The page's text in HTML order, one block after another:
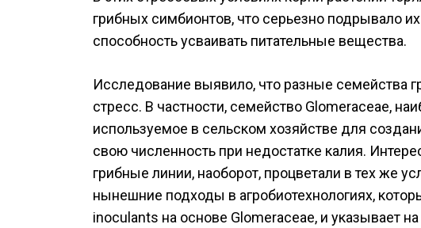
грибных симбионтов, что серьезно подрывало
способность усваивать питательные вещества.
Исследование выявило, что разные семейства
стресс. В частности, семейство Glomeraceae,
используемое в сельском хозяйстве для
свою численность при недостатке калия.
грибные линии, наоборот, процветали в тех же
нынешние подходы в агробиотехнологиях,
inoculants на основе Glomeraceae, и указывает